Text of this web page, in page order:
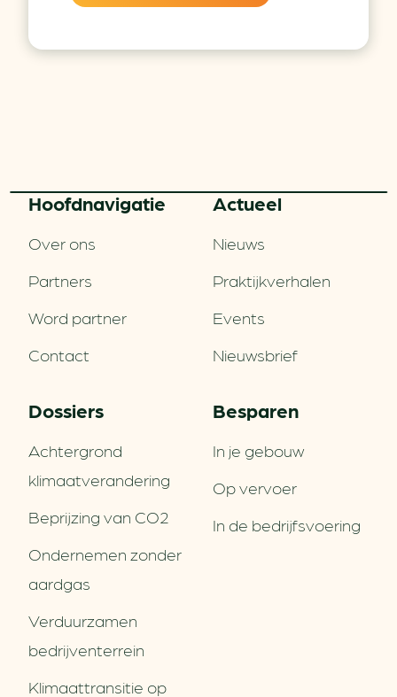
Hoofd­navigatie
Over ons
Partners
Word partner
Contact
Actueel
Nieuws
Praktijkverhalen
Events
Nieuwsbrief
Dossiers
Achtergrond
klimaatverandering
Beprijzing van CO2
Ondernemen zonder
aardgas
Verduurzamen
bedrijventerrein
Klimaattransitie op
Besparen
In je gebouw
Op vervoer
In de bedrijfsvoering